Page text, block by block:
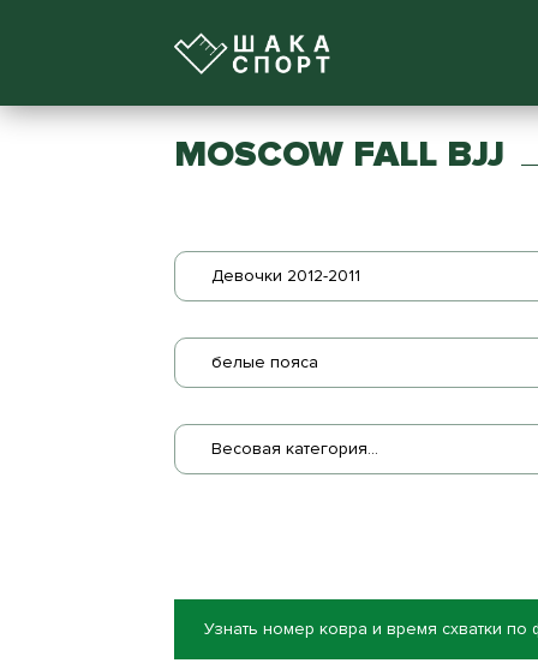
MOSCOW FALL BJJ
Девочки 2012-2011
белые пояса
Весовая категория...
Узнать номер ковра и время схватки по